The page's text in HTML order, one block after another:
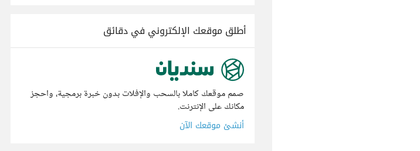
أطلق موقعك الإلكتروني في دقائق
صمم موقعك كاملا بالسحب والإفلات بدون خبرة برمجية، واحجز
مكانك على الإنترنت.
أنشئ موقعك الآن